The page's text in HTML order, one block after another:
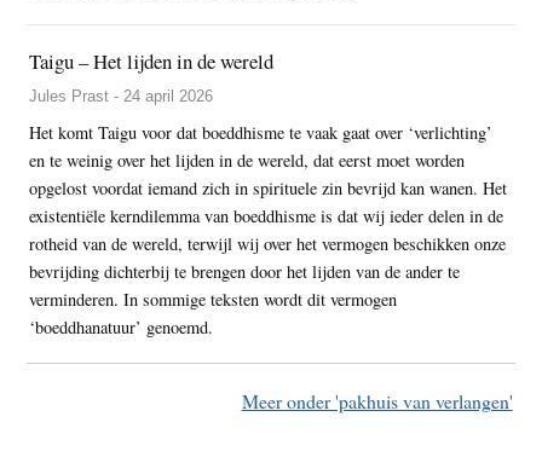
Taigu – Het lijden in de wereld
Jules Prast - 24 april 2026
Het komt Taigu voor dat boeddhisme te vaak gaat over ‘verlichting’
en te weinig over het lijden in de wereld, dat eerst moet worden
opgelost voordat iemand zich in spirituele zin bevrijd kan wanen. Het
existentiële kerndilemma van boeddhisme is dat wij ieder delen in de
rotheid van de wereld, terwijl wij over het vermogen beschikken onze
bevrijding dichterbij te brengen door het lijden van de ander te
verminderen. In sommige teksten wordt dit vermogen
‘boeddhanatuur’ genoemd.
Meer onder 'pakhuis van verlangen'